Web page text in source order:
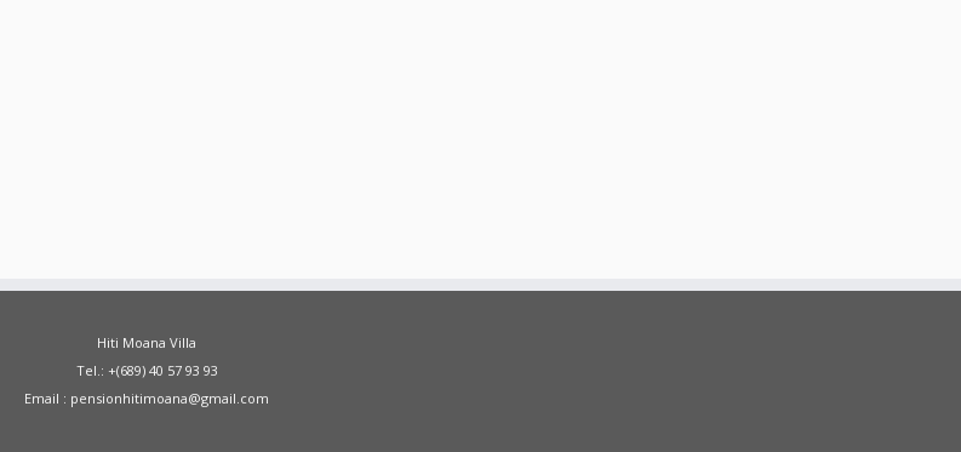
Hiti Moana Villa
Tel.: +(689) 40 57 93 93
Email : pensionhitimoana@gmail.com